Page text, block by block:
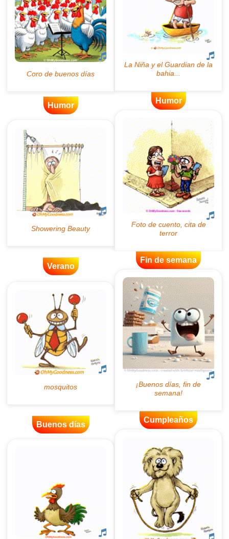
Humor
Humor
Verano
Fin de semana
Buenos días
Cumpleaños